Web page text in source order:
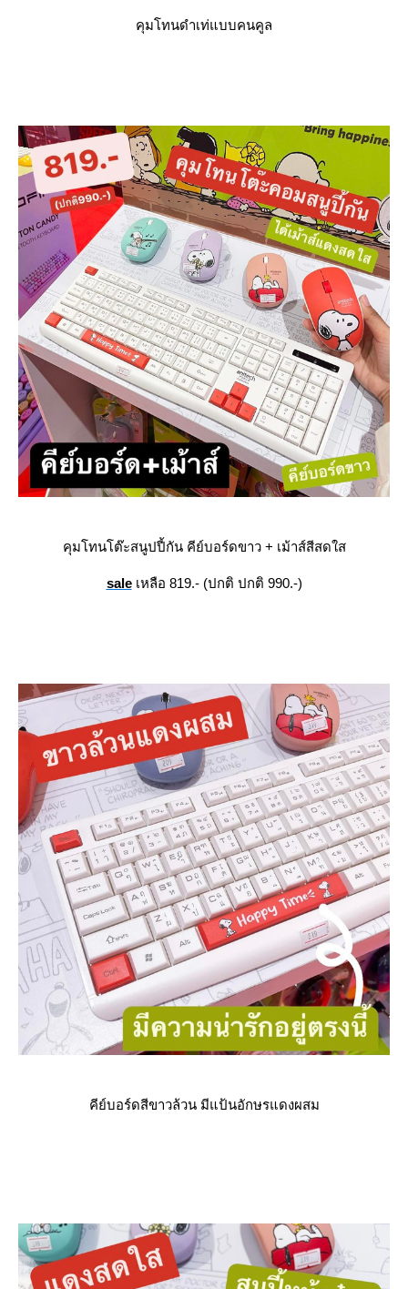
คุมโทนดำเท่แบบคนคูล
คุมโทนโต๊ะสนูปปี้กัน คีย์บอร์ดขาว + เม้าส์สีสดใส
saleเหลือ 819.- (ปกติ ปกติ 990.-)
คีย์บอร์ดสีขาวล้วน มีแป้นอักษรแดงผสม